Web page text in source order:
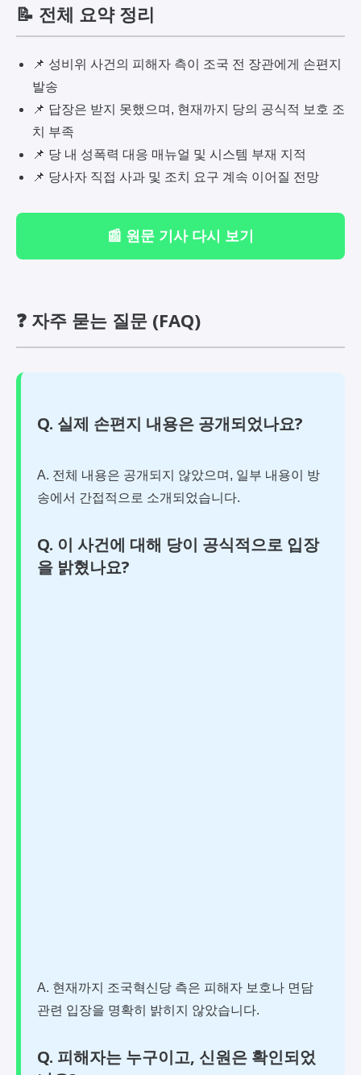
📝 전체 요약 정리
📌 성비위 사건의 피해자 측이 조국 전 장관에게 손편지
발송
📌 답장은 받지 못했으며, 현재까지 당의 공식적 보호 조
치 부족
📌 당 내 성폭력 대응 매뉴얼 및 시스템 부재 지적
📌 당사자 직접 사과 및 조치 요구 계속 이어질 전망
📰 원문 기사 다시 보기
❓ 자주 묻는 질문 (FAQ)
Q. 실제 손편지 내용은 공개되었나요?
A. 전체 내용은 공개되지 않았으며, 일부 내용이 방
송에서 간접적으로 소개되었습니다.
Q. 이 사건에 대해 당이 공식적으로 입장
을 밝혔나요?
A. 현재까지 조국혁신당 측은 피해자 보호나 면담
관련 입장을 명확히 밝히지 않았습니다.
Q. 피해자는 누구이고, 신원은 확인되었